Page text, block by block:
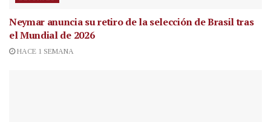
Neymar anuncia su retiro de la selección de Brasil tras
el Mundial de 2026
HACE 1 SEMANA